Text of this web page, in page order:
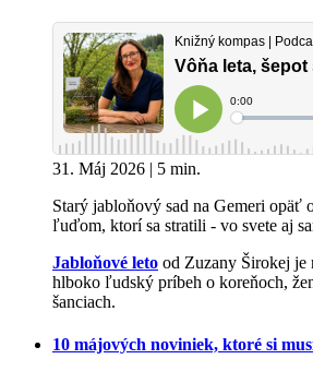
31. Máj 2026 | 5 min.
Starý jabloňový sad na Gemeri opäť
ľuďom, ktorí sa stratili - vo svete aj
Jabloňové leto od Zuzany Širokej je
hlboko ľudský príbeh o koreňoch,
šanciach.
10 májových noviniek, ktoré si